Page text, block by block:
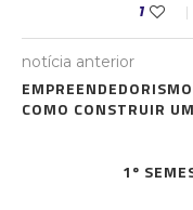
1
notícia anterior
COMO CONSTRUIR
1º